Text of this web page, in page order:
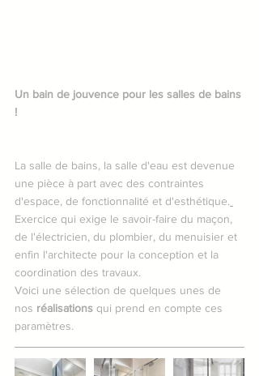
Un bain de jouvence pour les salles de bains
!
La salle de bains, la salle d'eau est devenue
une pièce à part avec des contraintes
d'espace, de fonctionnalité et d'esthétique.
Exercice qui exige le savoir-faire du maçon,
de l'électricien, du plombier, du menuisier et
enfin l'architecte pour la conception et la
coordination des travaux.
Voici une sélection de quelques unes de
nos réalisations qui prend en compte ces
paramètres.